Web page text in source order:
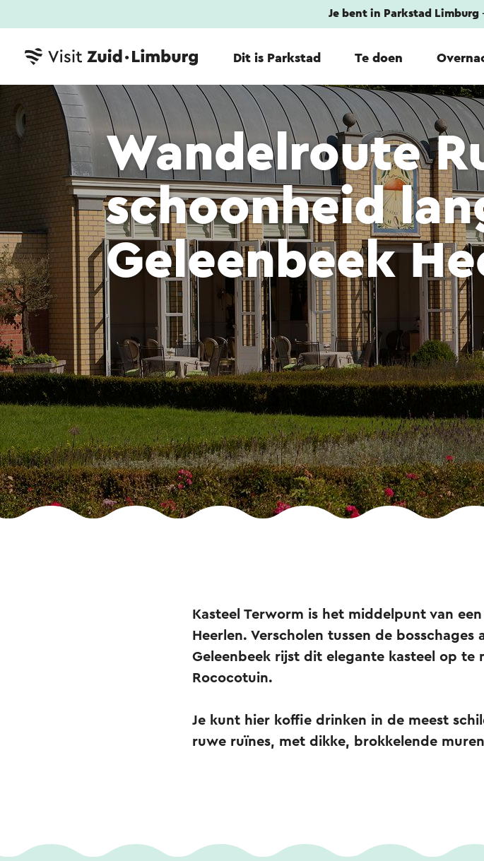
Je bent in Parkstad Limburg
Dit is Parkstad Te doen
Wandelroute
schoonheid
Geleenbeek
Kasteel Terworm is het middelpunt van
Heerlen. Verscholen tussen de
Geleenbeek rijst dit elegante kasteel op te
Rococotuin.
Je kunt hier koffie drinken in de meest
ruwe ruïnes, met dikke, brokkelende